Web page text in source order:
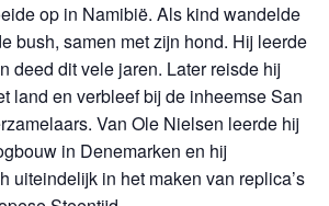
op in Namibië. Als kind wandelde
bush, samen met zijn hond. Hij leerde
deed dit vele jaren. Later reisde hij
land en verbleef bij de inheemse San
Van Ole Nielsen leerde hij
in Denemarken en hij
uiteindelijk in het maken van replica’s